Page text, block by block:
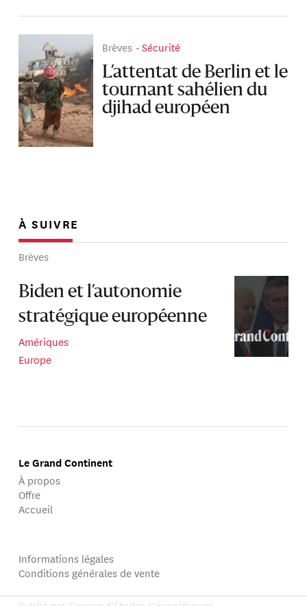
Brèves Sécurité
L’attentat de Berlin et le
tournant sahélien du
djihad européen
À SUIVRE
Brèves
Biden et l’autonomie
stratégique européenne
Amériques
Europe
Le Grand Continent
À propos
Offre
Accueil
Informations légales
Conditions générales de vente